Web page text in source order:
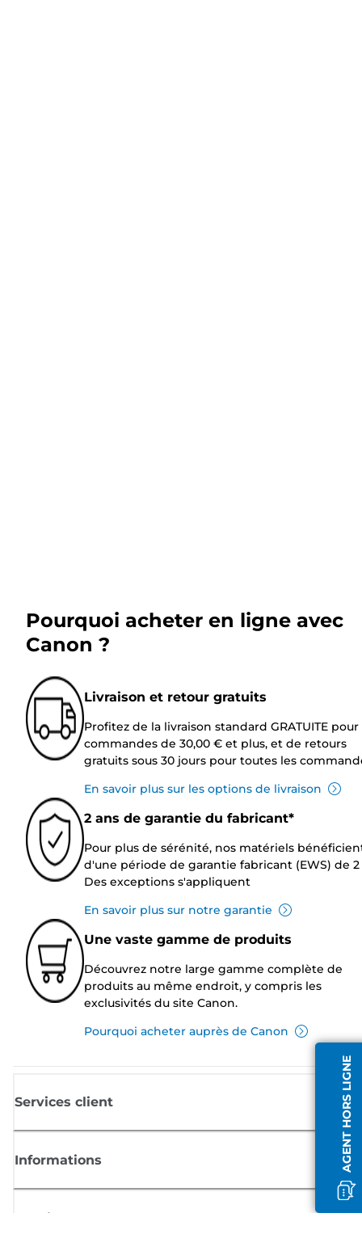
AGENT HORS LIGNE
Pourquoi acheter en ligne avec
Canon ?
Livraison et retour gratuits
Profitez de la livraison standard GRATUITE pour
commandes de 30,00 € et plus, et de retours
gratuits sous 30 jours pour toutes les
En savoir plus sur les options de livraison
2 ans de garantie du fabricant*
Pour plus de sérénité, nos matériels
d'une période de garantie fabricant (EWS) de 2
Des exceptions s'appliquent
En savoir plus sur notre garantie
Une vaste gamme de produits
Découvrez notre large gamme complète de
produits au même endroit, y compris les
exclusivités du site Canon.
Pourquoi acheter auprès de Canon
Services client
Informations
Boutique